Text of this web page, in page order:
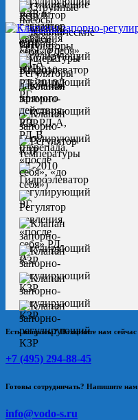
Есть вопросы? Позвоните нам сейчас
+7 (495) 294-88-45
Готовы сотрудничать? Напишите нам
info@vodo-s.ru